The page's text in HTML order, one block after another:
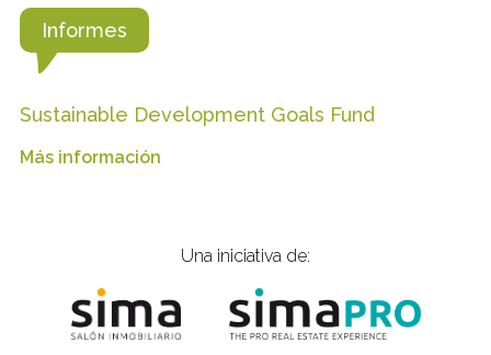
Informes
Sustainable Development Goals Fund
Más información
Una iniciativa de: